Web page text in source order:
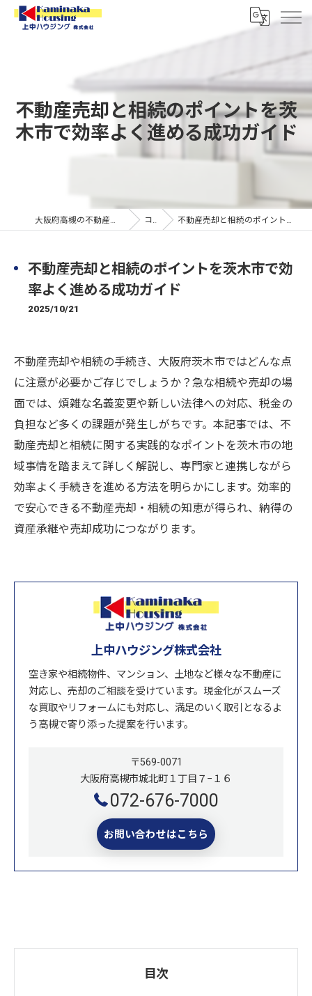
不動産売却と相続のポイントを茨
木市で効率よく進める成功ガイド
大阪府高槻の不動産なら上中ハウジング株式会社 コラム 不動産売却と相続のポイントを茨木市で効率よく進める成功ガイド
不動産売却と相続のポイントを茨木市で効
率よく進める成功ガイド
2025/10/21
不動産売却や相続の手続き、大阪府茨木市ではどんな点
に注意が必要かご存じでしょうか？急な相続や売却の場
面では、煩雑な名義変更や新しい法律への対応、税金の
負担など多くの課題が発生しがちです。本記事では、不
動産売却と相続に関する実践的なポイントを茨木市の地
域事情を踏まえて詳しく解説し、専門家と連携しながら
効率よく手続きを進める方法を明らかにします。効率的
で安心できる不動産売却・相続の知恵が得られ、納得の
資産承継や売却成功につながります。
上中ハウジング株式会社
空き家や相続物件、マンション、土地など様々な不動産に
対応し、売却のご相談を受けています。現金化がスムーズ
な買取やリフォームにも対応し、満足のいく取引となるよ
う高槻で寄り添った提案を行います。
〒569-0071
大阪府高槻市城北町１丁目７−１６
072-676-7000
お問い合わせはこちら
目次